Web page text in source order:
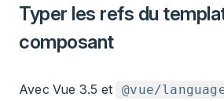
Typer les refs du
composant
Avec Vue 3.5 et @vue/